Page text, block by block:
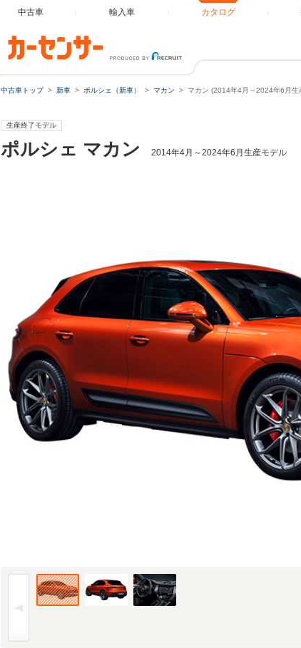
中古車 輸入車 カタログ
中古車トップ 新車 ポルシェ（新車） マカン マカン (2014年4月～2024年6月生
生産終了モデル
ポルシェ マカン 2014年4月～2024年6月生産モデル
21年(R3)7月、MC時のフロント。写真は本国仕様の為、一部異なる場合